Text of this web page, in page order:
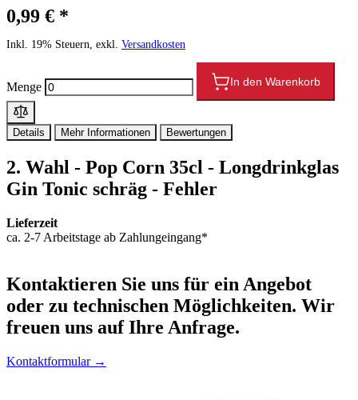
0,99 € *
Inkl. 19% Steuern, exkl. Versandkosten
Menge In den Warenkorb
Details Mehr Informationen Bewertungen
2. Wahl - Pop Corn 35cl - Longdrinkglas
Gin Tonic schräg - Fehler
Lieferzeit
ca. 2-7 Arbeitstage ab Zahlungeingang*
Kontaktieren Sie uns für ein Angebot
oder zu technischen Möglichkeiten. Wir
freuen uns auf Ihre Anfrage.
Kontaktformular →